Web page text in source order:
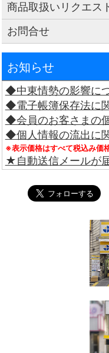
商品取扱いリクエス
お問合せ
お知らせ
◆中東情勢の影響に
◆電子帳簿保存法に
◆会員のお客さまの
◆個人情報の流出に
※表示価格はすべて税込み価
★自動送信メールが